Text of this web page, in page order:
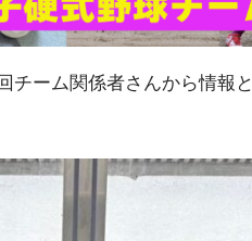
チーム関係者さんから情報